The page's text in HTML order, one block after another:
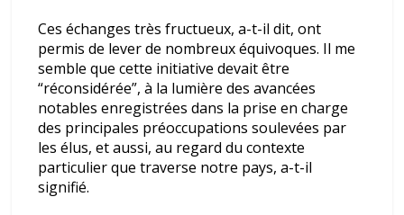
Ces échanges très fructueux, a-t-il dit, ont
permis de lever de nombreux équivoques. Il me
semble que cette initiative devait être
“réconsidérée”, à la lumière des avancées
notables enregistrées dans la prise en charge
des principales préoccupations soulevées par
les élus, et aussi, au regard du contexte
particulier que traverse notre pays, a-t-il
signifié.